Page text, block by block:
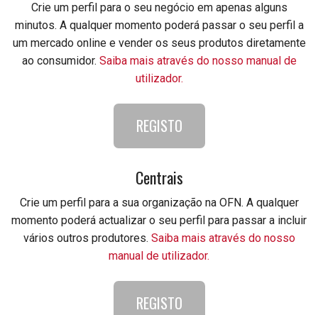
Crie um perfil para o seu negócio em apenas alguns
minutos. A qualquer momento poderá passar o seu perfil a
um mercado online e vender os seus produtos diretamente
ao consumidor. Saiba mais através do nosso manual de
utilizador.
REGISTO
Centrais
Crie um perfil para a sua organização na OFN. A qualquer
momento poderá actualizar o seu perfil para passar a incluir
vários outros produtores. Saiba mais através do nosso
manual de utilizador.
REGISTO